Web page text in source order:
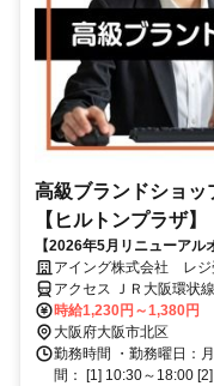
高級ブランドショッ
【ヒルトンプラザ】
【2026年5月リニューア
業務メインのお仕事！☆土
祝は時給UP♪
アイング株式会社 レ
プ) レジ
アクセス ＪＲ大阪環状
大阪中央南口徒歩約3分
時給1,230円～1,380円
大阪府大阪市北区
勤務時間 ・勤務曜日：
間： [1] 10:30～18:00